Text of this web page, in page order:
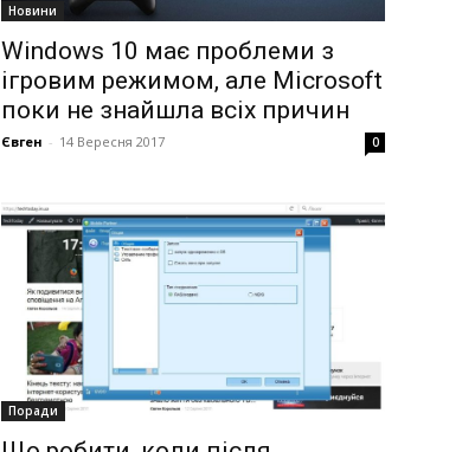
Новини
Windows 10 має проблеми з
ігровим режимом, але Microsoft
поки не знайшла всіх причин
Євген - 14 Вересня 2017 0
Поради